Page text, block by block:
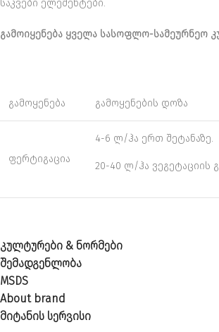
საკვები ელემენტები.
გამოიყენება ყველა სასოფლო-სამეურნეო
გამოყენება გამოყენების დოზა
ფერტიგაცია
4-6 ლ/ჰა ერთ შეტანაზე.
20-40 ლ/ჰა ვეგეტაციის
კულტურები & ნორმები
შემადგენლობა
MSDS
About brand
მიტანის სერვისი